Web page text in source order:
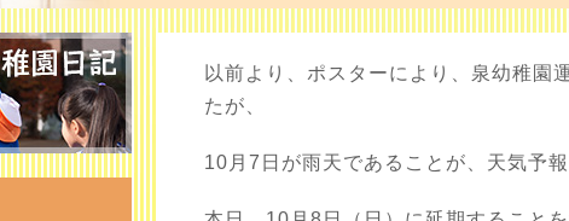
以前より、ポスターにより、泉幼稚園
たが、
10月7日が雨天であることが、天気予